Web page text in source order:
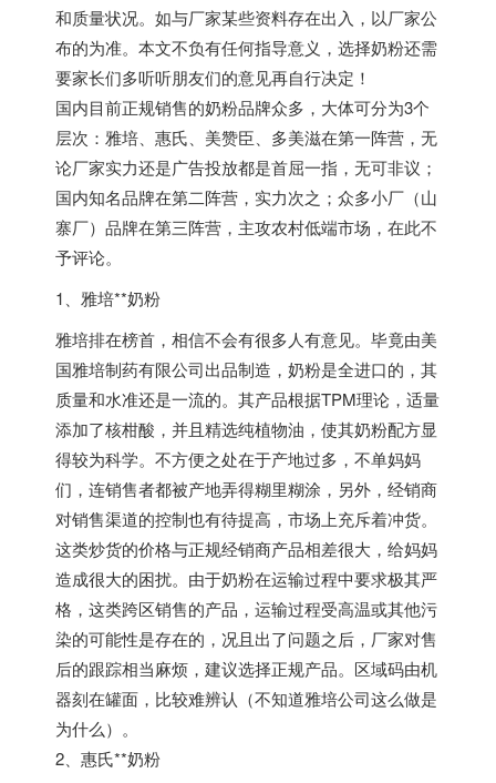
和质量状况。如与厂家某些资料存在出入，以厂家公
布的为准。本文不负有任何指导意义，选择奶粉还需
要家长们多听听朋友们的意见再自行决定！
国内目前正规销售的奶粉品牌众多，大体可分为3个
层次：雅培、惠氏、美赞臣、多美滋在第一阵营，无
论厂家实力还是广告投放都是首屈一指，无可非议；
国内知名品牌在第二阵营，实力次之；众多小厂（山
寨厂）品牌在第三阵营，主攻农村低端市场，在此不
予评论。
1、雅培**奶粉
雅培排在榜首，相信不会有很多人有意见。毕竟由美
国雅培制药有限公司出品制造，奶粉是全进口的，其
质量和水准还是一流的。其产品根据TPM理论，适量
添加了核柑酸，并且精选纯植物油，使其奶粉配方显
得较为科学。不方便之处在于产地过多，不单妈妈
们，连销售者都被产地弄得糊里糊涂，另外，经销商
对销售渠道的控制也有待提高，市场上充斥着冲货。
这类炒货的价格与正规经销商产品相差很大，给妈妈
造成很大的困扰。由于奶粉在运输过程中要求极其严
格，这类跨区销售的产品，运输过程受高温或其他污
染的可能性是存在的，况且出了问题之后，厂家对售
后的跟踪相当麻烦，建议选择正规产品。区域码由机
器刻在罐面，比较难辨认（不知道雅培公司这么做是
为什么）。
2、惠氏**奶粉